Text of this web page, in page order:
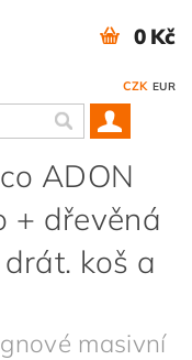
CZK EUR
0 Kč
ADON
+ dřevěná
koš a
masivní